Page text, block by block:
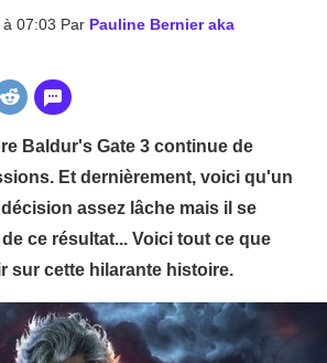
07:03 Par Pauline Bernier aka
Baldur's Gate 3 continue de
Et dernièrement, voici qu'un
assez lâche mais il se
ce résultat... Voici tout ce que
sur cette hilarante histoire.